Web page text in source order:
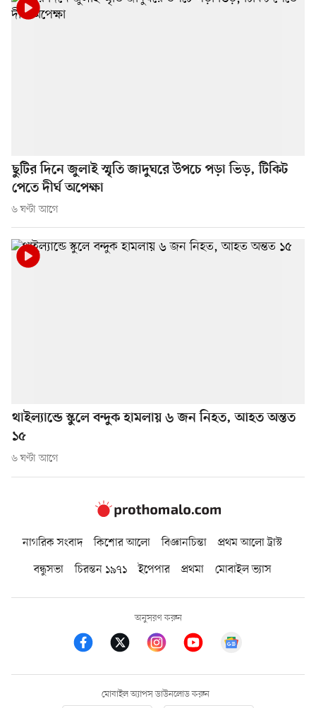
ছুটির দিনে জুলাই স্মৃতি জাদুঘরে উপচে পড়া ভিড়, টিকিট
পেতে দীর্ঘ অপেক্ষা
৬ ঘণ্টা আগে
থাইল্যান্ডে স্কুলে বন্দুক হামলায় ৬ জন নিহত, আহত অন্তত
১৫
৬ ঘণ্টা আগে
নাগরিক সংবাদ কিশোর আলো বিজ্ঞানচিন্তা
প্রথম আলো ট্রাস্ট
বন্ধুসভা
চিরন্তন ১৯৭১ ইপেপার প্রথমা মোবাইল ভ্যাস
অনুসরণ করুন
মোবাইল অ্যাপস ডাউনলোড করুন